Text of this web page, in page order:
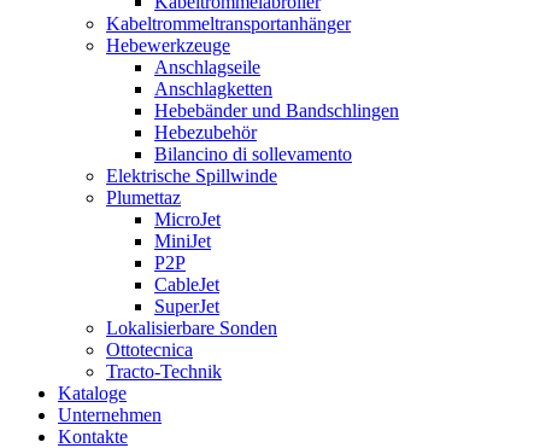
Kabeltrommeltransportanhänger
Hebewerkzeuge
Anschlagseile
Anschlagketten
Hebebänder und Bandschlingen
Hebezubehör
Bilancino di sollevamento
Elektrische Spillwinde
Plumettaz
MicroJet
MiniJet
P2P
CableJet
SuperJet
Lokalisierbare Sonden
Ottotecnica
Tracto-Technik
Kataloge
Unternehmen
Kontakte